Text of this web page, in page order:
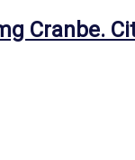
Cranbe.